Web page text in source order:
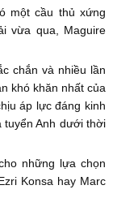
một cầu thủ xứng
vừa qua, Maguire
chắn và nhiều lần
khó khăn nhất của
áp lực đáng kinh
tuyển Anh dưới thời
những lựa chọn
Konsa hay Marc